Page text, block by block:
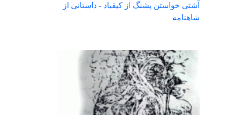
آشتی خواستن پشنگ از کیقباد - داستانی از
شاهنامه